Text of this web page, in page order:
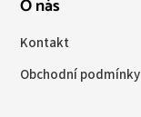
O nás
Kontakt
Obchodní podmínky